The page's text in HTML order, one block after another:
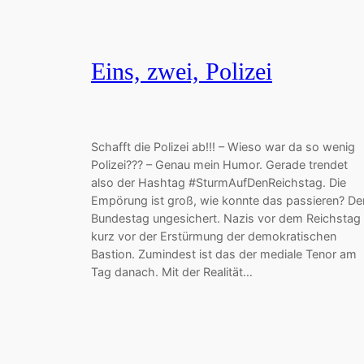
Eins, zwei, Polizei
Schafft die Polizei ab!!! – Wieso war da so wenig
Polizei??? – Genau mein Humor. Gerade trendet
also der Hashtag #SturmAufDenReichstag. Die
Empörung ist groß, wie konnte das passieren?
Bundestag ungesichert. Nazis vor dem Reichstag
kurz vor der Erstürmung der demokratischen
Bastion. Zumindest ist das der mediale Tenor am
Tag danach. Mit der Realität…